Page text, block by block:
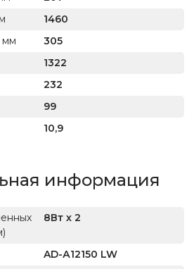
1460
мм
305
1322
232
99
10,9
информация
8Вт х 2
AD-А12150 LW